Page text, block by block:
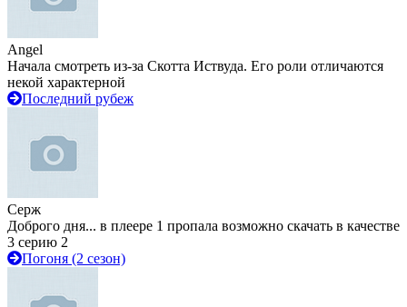
Angel
Начала смотреть из-за Скотта Иствуда. Его роли отличаются
некой характерной
Последний рубеж
Серж
Доброго дня... в плеере 1 пропала возможно скачать в качестве
3 серию 2
Погоня (2 сезон)